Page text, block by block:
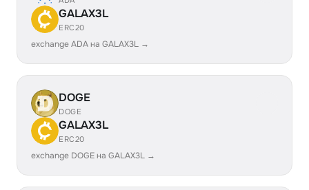
GALAX3L
ERC20
exchange ADA на GALAX3L →
DOGE
DOGE
GALAX3L
ERC20
exchange DOGE на GALAX3L →